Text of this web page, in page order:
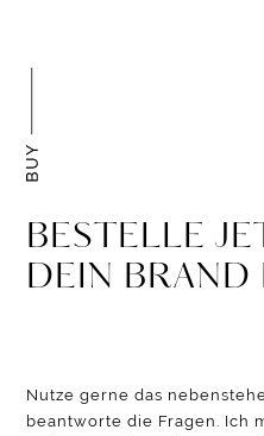
BESTELLE
DEIN BRAND
Nutze gerne das
beantworte die Fragen. Ich